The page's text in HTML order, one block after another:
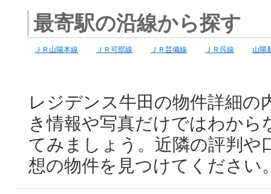
最寄駅の沿線から探す
ＪＲ山陽本線 ＪＲ可部線 ＪＲ芸備線 ＪＲ呉線 山陽
レジデンス牛田の物件詳細の
き情報や写真だけではわか
てみましょう。近隣の評判や
想の物件を見つけてください